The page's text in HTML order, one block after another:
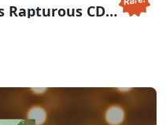
The Life of a Showgirl (It's Rapturous CD With Poster)